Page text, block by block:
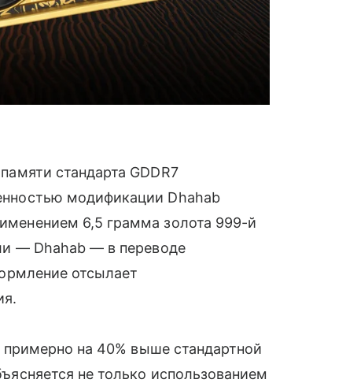
стандарта GDDR7
модификации Dhahab
6,5 грамма золота 999-й
— Dhahab — в переводе
отсылает
на 40% выше стандартной
не только использованием